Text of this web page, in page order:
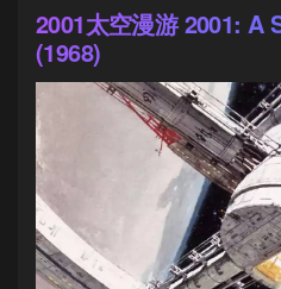
2001太空漫游 2001: A
(1968)